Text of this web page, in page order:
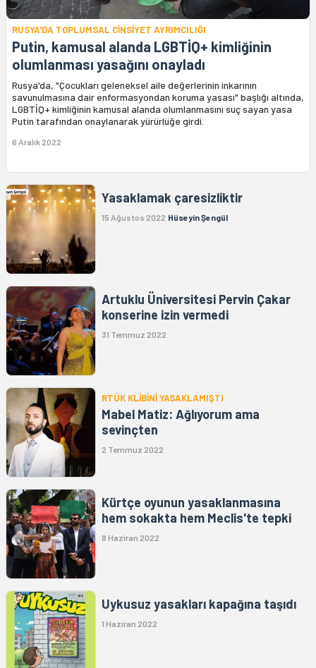
RUSYA'DA TOPLUMSAL CİNSİYET AYRIMCILIĞI
Putin, kamusal alanda LGBTİQ+ kimliğinin
olumlanması yasağını onayladı
Rusya'da, "Çocukları geleneksel aile değerlerinin inkarının
savunulmasına dair enformasyondan koruma yasası" başlığı altında,
LGBTİQ+ kimliğinin kamusal alanda olumlanmasını suç sayan yasa
Putin tarafından onaylanarak yürürlüğe girdi.
6 Aralık 2022
Yasaklamak çaresizliktir
15 Ağustos 2022 Hüseyin Şengül
Artuklu Üniversitesi Pervin Çakar
konserine izin vermedi
31 Temmuz 2022
RTÜK KLİBİNİ YASAKLAMIŞTI
Mabel Matiz: Ağlıyorum ama
sevinçten
2 Temmuz 2022
Kürtçe oyunun yasaklanmasına
hem sokakta hem Meclis'te tepki
8 Haziran 2022
Uykusuz yasakları kapağına taşıdı
1 Haziran 2022